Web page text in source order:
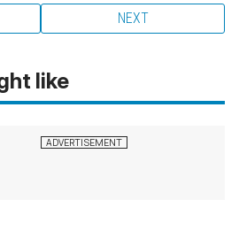
NEXT
like